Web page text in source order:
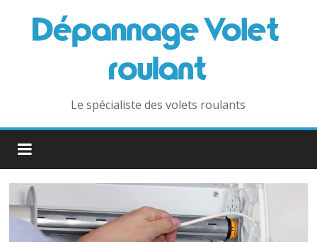
Le spécialiste des volets roulants